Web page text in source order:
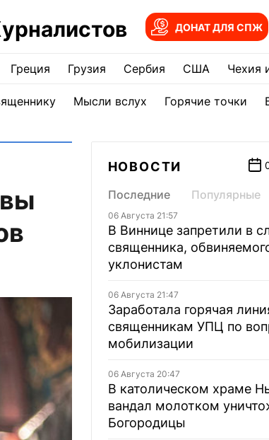
ДОНАТ ДЛЯ СПЖ
Греция Грузия Сербия США Чехия
Мысли вслух Горячие точки
НОВОСТИ
Последние Популярные
06 Августа 21:57
В Виннице запретили в
священника,
уклонистам
06 Августа 21:47
Заработала горячая
священникам УПЦ по
мобилизации
06 Августа 20:47
В католическом храме
вандал молотком
Богородицы